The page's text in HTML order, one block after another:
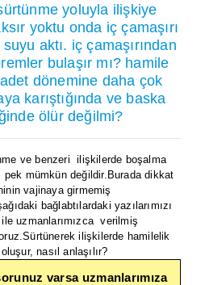
yoluyla ilişkiye
yoktu onda iç çamaşırı
aktı. iç çamaşırından
bulaşır mı? hamile
dönemine daha çok
karıştığında ve baska
ölür değilmi?
ve benzeri ilişkilerde boşalma
mümkün değildir.Burada dikkat
vajinaya girmemiş
bağlabtılardaki yazılarımızı
uzmanlarımızca verilmiş
ilişkilerde hamilelik
nasıl anlaşılır?
varsa uzmanlarımıza